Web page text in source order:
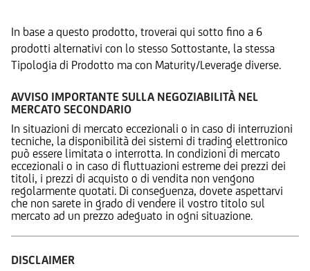
In base a questo prodotto, troverai qui sotto fino a 6
prodotti alternativi con lo stesso Sottostante, la stessa
Tipologia di Prodotto ma con Maturity/Leverage diverse.
AVVISO IMPORTANTE SULLA NEGOZIABILITÀ NEL
MERCATO SECONDARIO
In situazioni di mercato eccezionali o in caso di interruzioni
tecniche, la disponibilità dei sistemi di trading elettronico
può essere limitata o interrotta. In condizioni di mercato
eccezionali o in caso di fluttuazioni estreme dei prezzi dei
titoli, i prezzi di acquisto o di vendita non vengono
regolarmente quotati. Di conseguenza, dovete aspettarvi
che non sarete in grado di vendere il vostro titolo sul
mercato ad un prezzo adeguato in ogni situazione.
DISCLAIMER